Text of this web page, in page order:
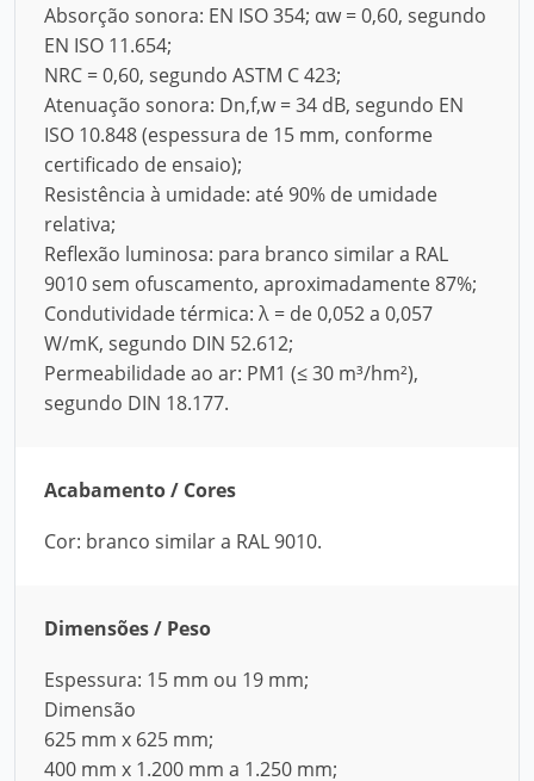
Absorção sonora: EN ISO 354; αw = 0,60, segundo
EN ISO 11.654;
NRC = 0,60, segundo ASTM C 423;
Atenuação sonora: Dn,f,w = 34 dB, segundo EN
ISO 10.848 (espessura de 15 mm, conforme
certificado de ensaio);
Resistência à umidade: até 90% de umidade
relativa;
Reflexão luminosa: para branco similar a RAL
9010 sem ofuscamento, aproximadamente 87%;
Condutividade térmica: λ = de 0,052 a 0,057
W/mK, segundo DIN 52.612;
Permeabilidade ao ar: PM1 (≤ 30 m³/hm²),
segundo DIN 18.177.
Acabamento / Cores
Cor: branco similar a RAL 9010.
Dimensões / Peso
Espessura: 15 mm ou 19 mm;
Dimensão
625 mm x 625 mm;
400 mm x 1.200 mm a 1.250 mm;